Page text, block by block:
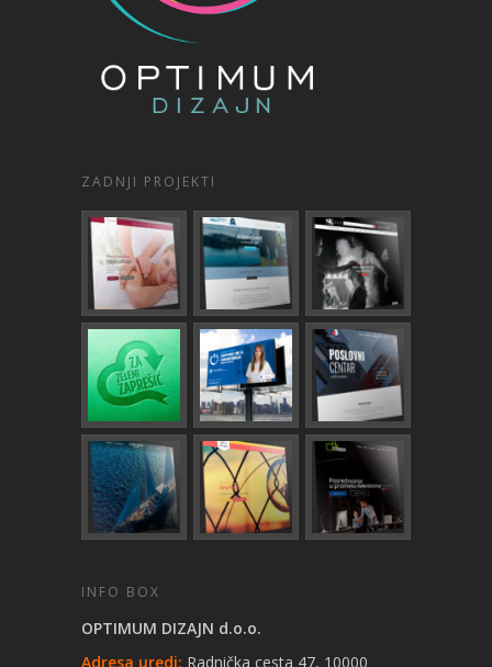
ZADNJI PROJEKTI
INFO BOX
OPTIMUM DIZAJN d.o.o.
Adresa uredi: Radnička cesta 47, 10000